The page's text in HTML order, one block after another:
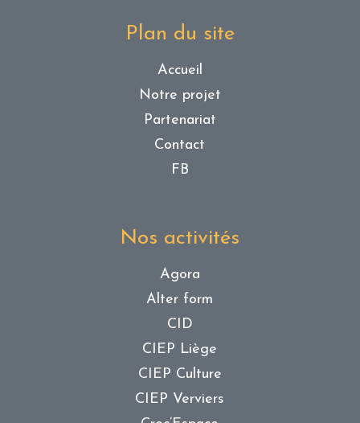
Plan du site
Accueil
Notre projet
Partenariat
Contact
FB
Nos activités
Agora
Alter form
CID
CIEP Liège
CIEP Culture
CIEP Verviers